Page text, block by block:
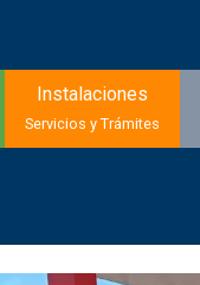
Instalaciones
Servicios y Trámites